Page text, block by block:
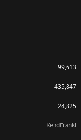
99,613
435,847
24,825
KendFrankl